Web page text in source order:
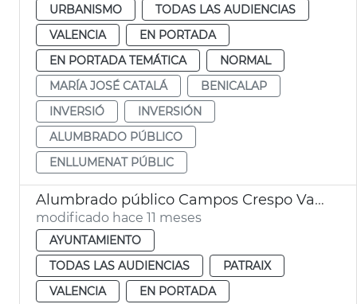
URBANISMO
TODAS LAS AUDIENCIAS
VALENCIA
EN PORTADA
EN PORTADA TEMÁTICA
NORMAL
MARÍA JOSÉ CATALÁ
BENICALAP
INVERSIÓ
INVERSIÓN
ALUMBRADO PÚBLICO
ENLLUMENAT PÚBLIC
Alumbrado público Campos Crespo València
modificado hace 11 meses
AYUNTAMIENTO
TODAS LAS AUDIENCIAS
PATRAIX
VALENCIA
EN PORTADA